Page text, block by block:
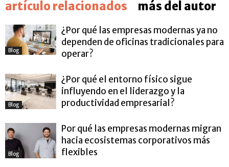
artículo relacionados más del autor
Blog
¿Por qué las empresas modernas ya no
dependen de oficinas tradicionales para
operar?
Blog
¿Por qué el entorno físico sigue
influyendo en el liderazgo y la
productividad empresarial?
Blog
Por qué las empresas modernas migran
hacia ecosistemas corporativos más
flexibles